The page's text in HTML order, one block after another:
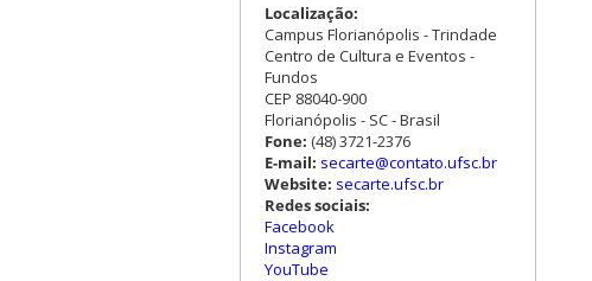
Localização:
Campus Florianópolis - Trindade
Centro de Cultura e Eventos -
Fundos
CEP 88040-900
Florianópolis - SC - Brasil
Fone: (48) 3721-2376
E-mail: secarte@contato.ufsc.br
Website: secarte.ufsc.br
Redes sociais:
Facebook
Instagram
YouTube